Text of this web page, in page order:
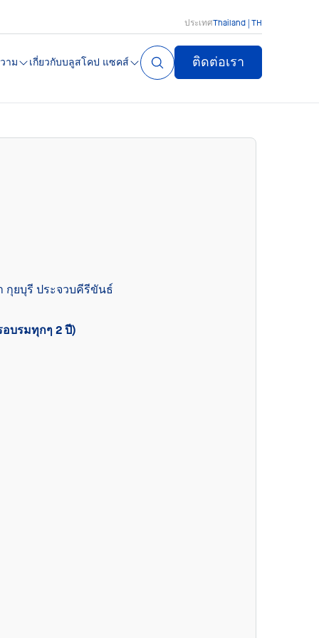
ประเทศThailand | TH
าม เกี่ยวกับบลูสโคป แซคส์ ติดต่อเรา
กุยบุรี ประจวบคีรีขันธ์
บรมทุกๆ 2 ปี)